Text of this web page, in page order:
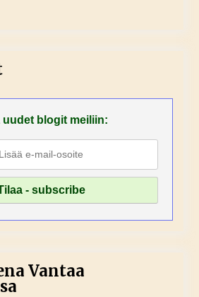
uudet blogit meiliin:
Vantaa